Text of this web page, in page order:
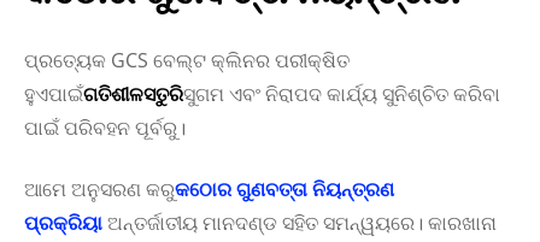
ପ୍ରତ୍ୟେକ GCS ବେଲ୍ଟ କ୍ଲିନର ପରୀକ୍ଷିତ
ହୁଏପାଇଁଗତିଶୀଳସତୁରିସୁଗମ ଏବଂ ନିରାପଦ କାର୍ଯ୍ୟ ସୁନିଶ୍ଚିତ କରିବା
ପାଇଁ ପରିବହନ ପୂର୍ବରୁ।
ଆମେ ଅନୁସରଣ କରୁକଠୋର ଗୁଣବତ୍ତା ନିୟନ୍ତ୍ରଣ
ପ୍ରକ୍ରିୟାଅନ୍ତର୍ଜାତୀୟ ମାନଦଣ୍ଡ ସହିତ ସମନ୍ୱୟରେ। କାରଖାନା